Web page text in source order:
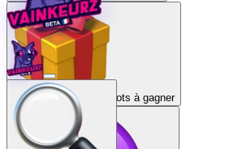
Lots à gagner